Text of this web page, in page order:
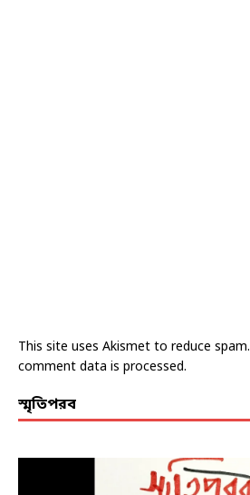
This site uses Akismet to reduce spam.
comment data is processed.
স্মৃতিপরব